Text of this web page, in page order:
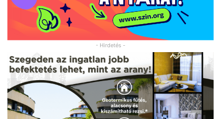
- Hirdetés -